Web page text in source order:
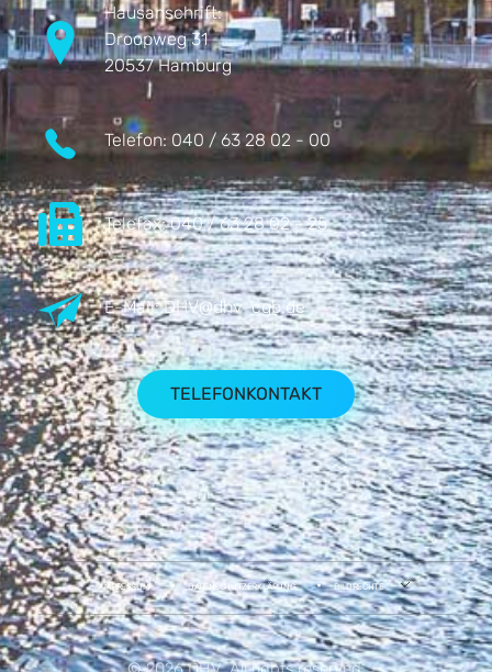
Hausanschrift:
Droopweg 31
20537 Hamburg
Telefon: 040 / 63 28 02 - 00
Telefax:040 / 63 28 02 - 25
E-Mail:DHV@dhv-cgb.de
TELEFONKONTAKT
IMPRESSUM DATENSCHUTZERKLÄRUNG BILDRECHTE